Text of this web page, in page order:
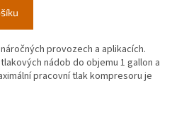
provozech a aplikacích.
nádob do objemu 1 gallon a
pracovní tlak kompresoru je